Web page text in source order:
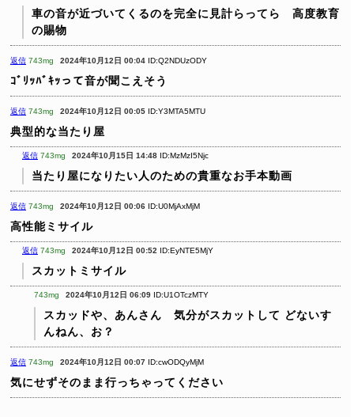
車の音が近づいてくるのを完全に見計らってら 高度教育
の賜物
返信 743mg 2024年10月12日 00:04 ID:Q2NDUzODY
ｺﾞﾘｯﾊﾞｷｯって音が聞こえそう
返信 743mg 2024年10月12日 00:05 ID:Y3MTA5MTU
典型的な当たり屋
返信 743mg 2024年10月15日 14:48 ID:MzMzI5Njc
当たり屋になりたい人のための貴重なお手本動画
返信 743mg 2024年10月12日 00:06 ID:U0MjAxMjM
高性能ミサイル
返信 743mg 2024年10月12日 00:52 ID:EyNTE5MjY
スカットミサイル
743mg 2024年10月12日 06:09 ID:U1OTczMTY
スカッドや、あんさん 気分がスカットして どないす
んねん、お？
返信 743mg 2024年10月12日 00:07 ID:cwODQyMjM
気にせずそのまま行っちゃってください